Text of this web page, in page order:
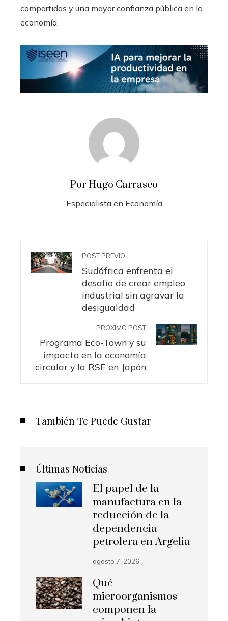
compartidos y una mayor confianza pública en la
economía.
Por Hugo Carrasco
Especialista en Economía
POST PREVIO
Sudáfrica enfrenta el
desafío de crear empleo
industrial sin agravar la
desigualdad
PRÓXIMO POST
Programa Eco-Town y su
impacto en la economía
circular y la RSE en Japón
También Te Puede Gustar
Últimas Noticias
El papel de la
manufactura en la
reducción de la
dependencia
petrolera en Argelia
agosto 7, 2026
Qué
microorganismos
componen la